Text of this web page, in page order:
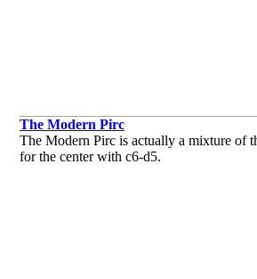
The Modern Pirc
The Modern Pirc is actually a mixture of
for the center with c6-d5.